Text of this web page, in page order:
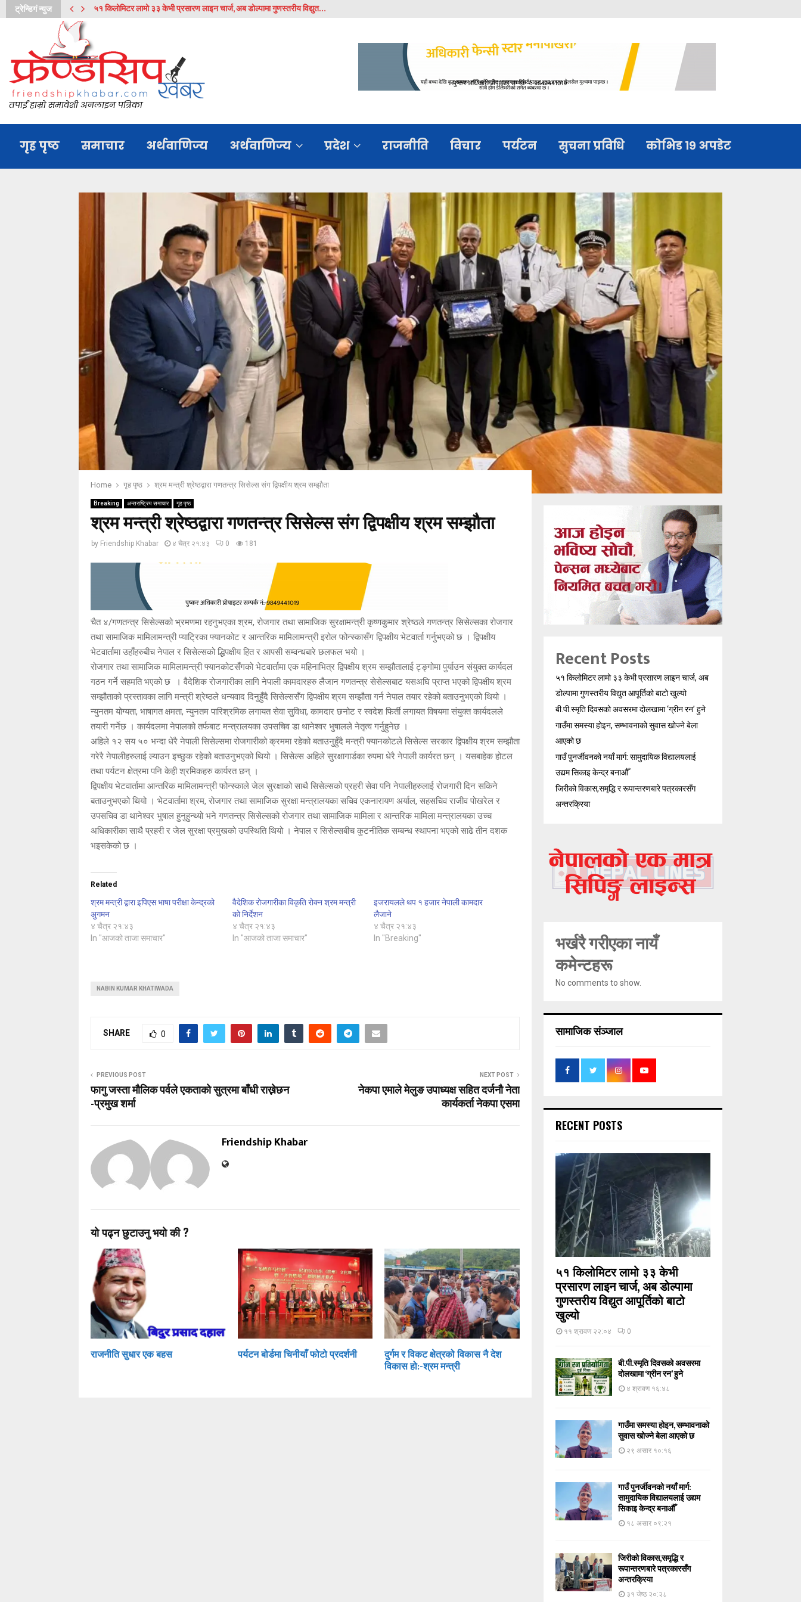
ट्रेन्डिगं न्युज ५१ किलोमिटर लामो ३३ केभी प्रसारण लाइन चार्ज, अब डोल्पामा गुणस्तरीय विद्युत…
तपाईं हाम्रो समावेशी अनलाइन पत्रिका
गृह पृष्ठ समाचार अर्थवाणिज्य अर्थवाणिज्य प्रदेश राजनीति विचार पर्यटन सुचना प्रविधि काेभिड १९ अपडेट
Home गृह पृष्ठ श्रम मन्त्री श्रेष्ठद्वारा गणतन्त्र सिसेल्स संग द्विपक्षीय श्रम सम्झौता
Breaking अन्तराष्ट्रिय समाचार गृह पृष्ठ
श्रम मन्त्री श्रेष्ठद्वारा गणतन्त्र सिसेल्स संग द्विपक्षीय श्रम सम्झौता
by Friendship Khabar ४ चैत्र २१:४३ 0 181
चैत ४/गणतन्त्र सिसेल्सको भ्रमणमा रहनुभएका श्रम, रोजगार तथा सामाजिक सुरक्षामन्त्री कृष्णकुमार श्रेष्ठले गणतन्त्र सिसेल्सका रोजगार
तथा सामाजिक मामिलामन्त्री प्याट्रिका फ्यानकोट र आन्तरिक मामिलामन्त्री इरोल फोन्स्कासँग द्विपक्षीय भेटवार्ता गर्नुभएको छ । द्विपक्षीय
भेटवार्तामा उहाँहरुबीच नेपाल र सिसेल्सको द्धिपक्षीय हित र आपसी सम्वन्धबारे छलफल भयो ।
रोजगार तथा सामाजिक मामिलामन्त्री फ्यानकोटसँगको भेटवार्तामा एक महिनाभित्र द्विपक्षीय श्रम सम्झौतालाई ट्ङ्गोमा पुर्याउन संयुक्त कार्यदल
गठन गर्ने सहमति भएको छ । वैदेशिक रोजगारीका लागि नेपाली कामदारहरु लैजान गणतन्त्र सेसेल्सबाट यसअघि प्राप्त भएको द्विपक्षीय श्रम
सम्झौताको प्रस्तावका लागि मन्त्री श्रेष्ठले धन्यवाद दिनुहुँदै सिसेल्ससँग द्विपक्षीय श्रम सम्झौता गर्न नेपाल तयार रहेको बताउनुभएको थियो ।
न्युनतम योग्यता, भाषागत क्षमता, न्युनतम पारिश्रमिक लगायत सेवा सुविधा, कामदार छनोट र स्वदेश फिर्ती लगायत विषयमा संयुक्त कार्यदलले
तयारी गर्नेछ । कार्यदलमा नेपालको तर्फबाट मन्त्रालयका उपसचिव डा थानेश्वर भुषालले नेतृत्व गर्नुहुनेछ ।
अहिले १२ सय ५० भन्दा धेरै नेपाली सिसेल्समा रोजगारीको क्रममा रहेको बताउनुहुँदै मन्त्री फ्यानकोटले सिसेल्स सरकार द्विपक्षीय श्रम सम्झौता
गरेरै नेपालीहरुलाई ल्याउन इच्छुक रहेको बताउनुभएको थियो । सिसेल्स अहिले सुरक्षागार्डका रुपमा धेरै नेपाली कार्यरत छन् । यसबाहेक होटल
तथा पर्यटन क्षेत्रमा पनि केही श्रमिकहरु कार्यरत छन् ।
द्विपक्षीय भेटवार्तामा आन्तरिक मामिलामन्त्री फोन्स्काले जेल सुरक्षाको साथै सिसेल्सको प्रहरी सेवा पनि नेपालीहरुलाई रोजगारी दिन सकिने
बताउनुभएको थियो । भेटवार्तामा श्रम, रोजगार तथा सामाजिक सुरक्षा मन्त्रालयका सचिव एकनारायण अर्याल, सहसचिव राजीव पोखरेल र
उपसचिव डा थानेश्वर भुषाल हुनुहुन्थ्यो भने गणतन्त्र सिसेल्सको रोजगार तथा सामाजिक मामिला र आन्तरिक मामिला मन्त्रालयका उच्च
अधिकारीका साथै प्रहरी र जेल सुरक्षा प्रमुखको उपस्थिति थियो । नेपाल र सिसेल्सबीच कुटनीतिक सम्बन्ध स्थापना भएको साढे तीन दशक
भइसकेको छ ।
Related
श्रम मन्त्री द्वारा इपिएस भाषा परीक्षा केन्द्रको
अुगमन
४ चैत्र २१:४३
In "आजको ताजा समाचार"
वैदेशिक रोजगारीका विकृति रोक्न श्रम मन्त्री
को निर्देशन
४ चैत्र २१:४३
In "आजको ताजा समाचार"
इजरायलले थप १ हजार नेपाली कामदार
लैजाने
४ चैत्र २१:४३
In "Breaking"
NABIN KUMAR KHATIWADA
SHARE 0
PREVIOUS POST
फागु जस्ता मौलिक पर्वले एकताको सुत्रमा बाँधी राख्नेछन
-प्रमुख शर्मा
NEXT POST
नेकपा एमाले मेलुङ उपाध्यक्ष सहित दर्जनौ नेता
कार्यकर्ता नेकपा एसमा
Friendship Khabar
याे पढ्न छुटाउनु भयाे की ?
राजनीति सुधार एक बहस पर्यटन बोर्डमा चिनीयाँ फोटो प्रदर्शनी दुर्गम र विकट क्षेत्रको विकास नै देश
विकास हो:-श्रम मन्त्री
Recent Posts
५१ किलोमिटर लामो ३३ केभी प्रसारण लाइन चार्ज, अब
डोल्पामा गुणस्तरीय विद्युत आपूर्तिको बाटो खुल्यो
बी.पी.स्मृति दिवसको अवसरमा दोलखामा ‘ग्रीन रन’ हुने
गाउँमा समस्या होइन, सम्भावनाको सुवास खोज्ने बेला
आएको छ
गाउँ पुनर्जीवनको नयाँ मार्ग: सामुदायिक विद्यालयलाई
उद्यम सिकाइ केन्द्र बनाऔँ
जिरीको विकास,समृद्धि र रूपान्तरणबारे पत्रकारसँग
अन्तरक्रिया
भर्खरै गरीएका नायँ
कमेन्टहरू
No comments to show.
सामाजिक संञ्जाल
RECENT POSTS
५१ किलोमिटर लामो ३३ केभी
प्रसारण लाइन चार्ज, अब डोल्पामा
गुणस्तरीय विद्युत आपूर्तिको बाटो
खुल्यो
११ श्रावण २२:०४ 0
बी.पी.स्मृति दिवसको अवसरमा
दोलखामा ‘ग्रीन रन’ हुने
४ श्रावण १६:४८
गाउँमा समस्या होइन, सम्भावनाको
सुवास खोज्ने बेला आएको छ
२९ असार १०:१६
गाउँ पुनर्जीवनको नयाँ मार्ग:
सामुदायिक विद्यालयलाई उद्यम
सिकाइ केन्द्र बनाऔँ
१८ असार ०९:२१
जिरीको विकास,समृद्धि र
रूपान्तरणबारे पत्रकारसँग
अन्तरक्रिया
३१ जेष्ठ २०:२८